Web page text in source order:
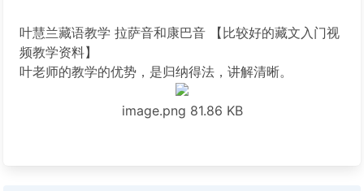
叶慧兰藏语教学 拉萨音和康巴音 【比较好的藏文入门视
频教学资料】
叶老师的教学的优势，是归纳得法，讲解清晰。
image.png 81.86 KB